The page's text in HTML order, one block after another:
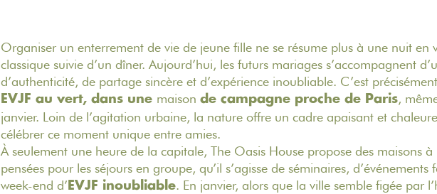
Organiser un enterrement de vie de jeune fille ne se résume plus à une nuit en
classique suivie d’un dîner. Aujourd’hui, les futurs mariages s’accompagnent
d’authenticité, de partage sincère et d’expérienceinoubliable. C’est
EVJF au vert, dans une maison de campagne proche de Paris,
janvier. Loin de l’agitation urbaine, la nature offre un cadre apaisant et
célébrer ce moment unique entre amies.
À seulement une heure de la capitale, The Oasis Housepropose des maisons à
pensées pour les séjours en groupe, qu’il s’agisse de séminaires, d’événements
week-end d’ EVJF inoubliable. En janvier, alors que la ville semble figée par